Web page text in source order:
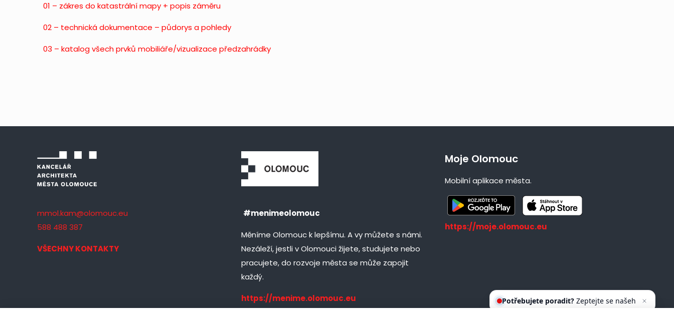
01 – zákres do katastrální mapy + popis záměru
02 – technická dokumentace – půdorys a pohledy
03 – katalog všech prvků mobiliáře/vizualizace předzahrádky
mmol.kam@olomouc.eu
588 488 387
VŠECHNY KONTAKTY
#menimeolomouc
Měníme Olomouc k lepšímu. A vy můžete s námi.
Nezáleží, jestli v Olomouci žijete, studujete nebo
pracujete, do rozvoje města se může zapojit
každý.
https://menime.olomouc.eu
Moje Olomouc
Mobilní aplikace města.
https://moje.olomouc.eu
Potřebujete poradit?Zeptejte se
našeho asistenta O